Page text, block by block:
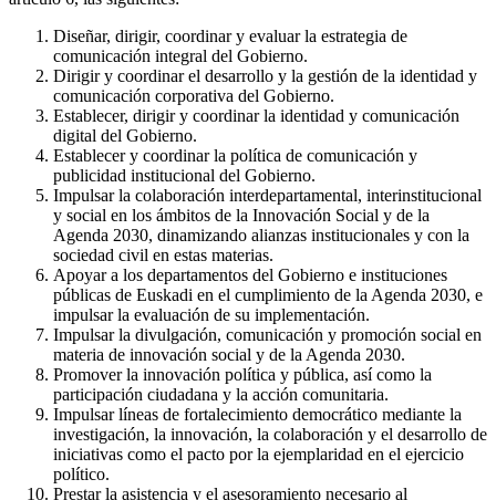
Diseñar, dirigir, coordinar y evaluar la estrategia de
comunicación integral del Gobierno.
Dirigir y coordinar el desarrollo y la gestión de la identidad y
comunicación corporativa del Gobierno.
Establecer, dirigir y coordinar la identidad y comunicación
digital del Gobierno.
Establecer y coordinar la política de comunicación y
publicidad institucional del Gobierno.
Impulsar la colaboración interdepartamental, interinstitucional
y social en los ámbitos de la Innovación Social y de la
Agenda 2030, dinamizando alianzas institucionales y con la
sociedad civil en estas materias.
Apoyar a los departamentos del Gobierno e instituciones
públicas de Euskadi en el cumplimiento de la Agenda 2030, e
impulsar la evaluación de su implementación.
Impulsar la divulgación, comunicación y promoción social en
materia de innovación social y de la Agenda 2030.
Promover la innovación política y pública, así como la
participación ciudadana y la acción comunitaria.
Impulsar líneas de fortalecimiento democrático mediante la
investigación, la innovación, la colaboración y el desarrollo de
iniciativas como el pacto por la ejemplaridad en el ejercicio
político.
Prestar la asistencia y el asesoramiento necesario al